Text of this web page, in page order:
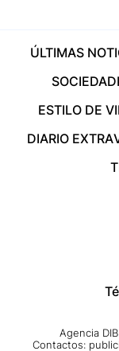
ÚLTIMAS
SOCIEDAD
ESTILO DE
DIARIO EXTRA
Agencia
Contactos: